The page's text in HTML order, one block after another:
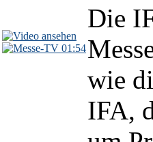
01:54
Die
wie
IFA,